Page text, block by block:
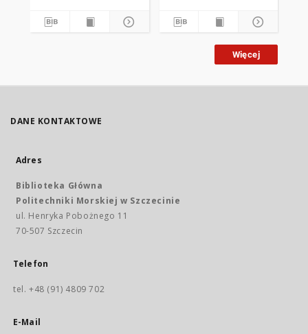
Więcej
DANE KONTAKTOWE
Adres
Biblioteka Główna
Politechniki Morskiej w Szczecinie
ul. Henryka Pobożnego 11
70-507 Szczecin
Telefon
tel. +48 (91) 4809 702
E-Mail